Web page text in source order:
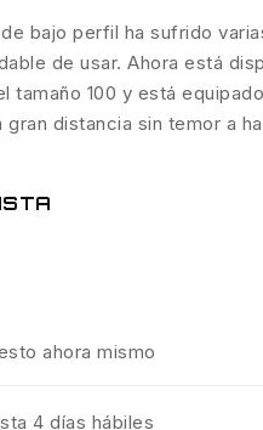
bajo perfil ha sufrido
de usar. Ahora está
tamaño 100 y está
gran distancia sin temor a
ahora mismo
4 días hábiles